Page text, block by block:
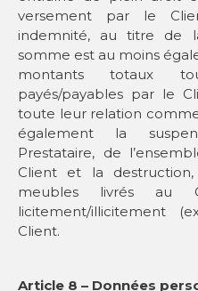
versement par le
indemnité, au titre de
somme est au moins
montants totaux
payés/payables par le
toute leur relation
également la
Prestataire, de
Client et la
meubles livrés au
licitement/illicitement
Client.
Article 8 – Données